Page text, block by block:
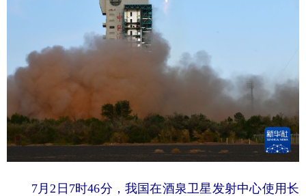
7月2日7时46分，我国在酒泉卫星发射中心使用长